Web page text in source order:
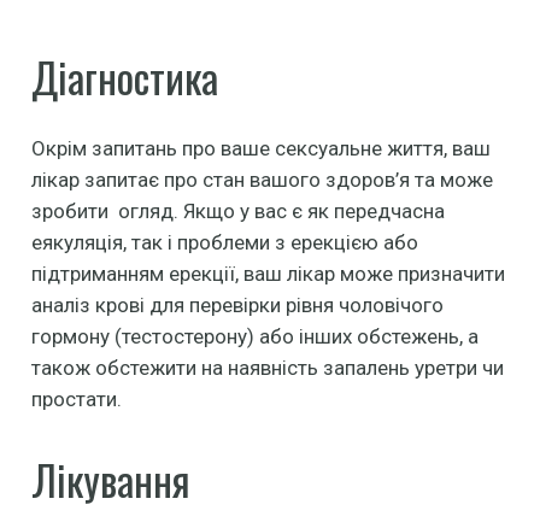
Діагностика
Окрім запитань про ваше сексуальне життя, ваш
лікар запитає про стан вашого здоров’я та може
зробити огляд. Якщо у вас є як передчасна
еякуляція, так і проблеми з ерекцією або
підтриманням ерекції, ваш лікар може призначити
аналіз крові для перевірки рівня чоловічого
гормону (тестостерону) або інших обстежень, а
також обстежити на наявність запалень уретри чи
простати.
Лікування